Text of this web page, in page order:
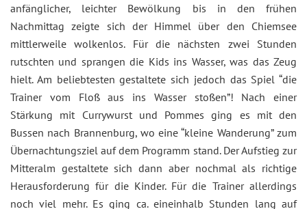
anfänglicher, leichter Bewölkung bis in den frühen
Nachmittag zeigte sich der Himmel über den Chiemsee
mittlerweile wolkenlos. Für die nächsten zwei Stunden
rutschten und sprangen die Kids ins Wasser, was das Zeug
hielt. Am beliebtesten gestaltete sich jedoch das Spiel “die
Trainer vom Floß aus ins Wasser stoßen”! Nach einer
Stärkung mit Currywurst und Pommes ging es mit den
Bussen nach Brannenburg, wo eine “kleine Wanderung” zum
Übernachtungsziel auf dem Programm stand. Der Aufstieg zur
Mitteralm gestaltete sich dann aber nochmal als richtige
Herausforderung für die Kinder. Für die Trainer allerdings
noch viel mehr. Es ging ca. eineinhalb Stunden lang auf